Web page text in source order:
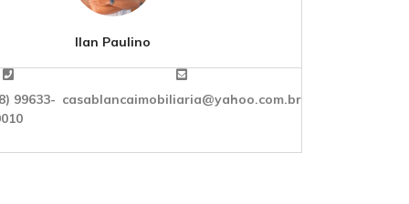
Ilan Paulino
99633- casablancaimobiliaria@yahoo.com.br